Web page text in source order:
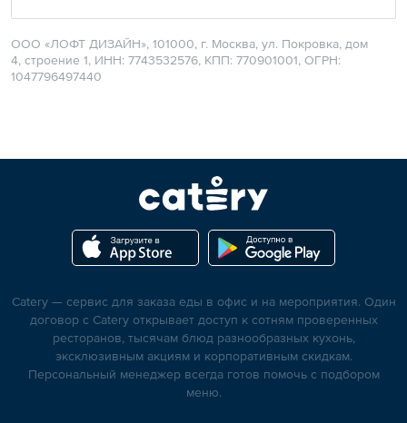
ООО «ЛОФТ ДИЗАЙН», 101000, г. Москва, ул. Покровка, дом
4, строение 1, ИНН: 7743532576, КПП: 770901001, ОГРН:
1047796497440
Catery — сервис для заказа еды в офис и на мероприятия. Один
договор с Catery открывает доступ к сотням проверенных
ресторанов, тысячам блюд разнообразных кухонь,
эксклюзивным акциям и корпоративным скидкам.
Персональный менеджер всегда готов помочь с подбором
меню.